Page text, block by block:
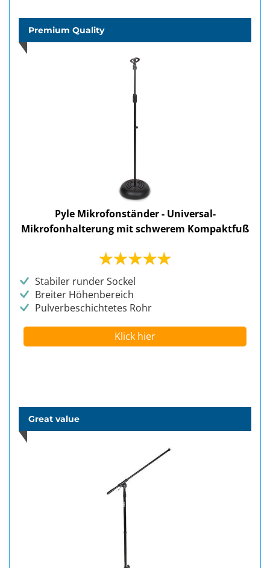
Premium Quality
Pyle Mikrofonständer - Universal-
Mikrofonhalterung mit schwerem Kompaktfuß
Stabiler runder Sockel
Breiter Höhenbereich
Pulverbeschichtetes Rohr
Klick hier
Great value